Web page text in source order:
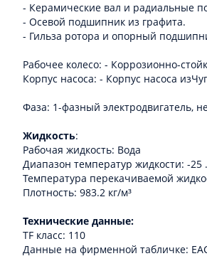
- Керамические вал и радиальные
- Осевой подшипник из графита.
- Гильза ротора и опорный
Рабочее колесо: - Коррозионно-
Корпус насоса: - Корпус насоса
Фаза: 1-фазный электродвигатель,
Жидкость:
Рабочая жидкость: Вода
Диапазон температур жидкости: -25
Температура перекачиваемой
Плотность: 983.2 кг/м³
Технические данные:
TF класс: 110
Данные на фирменной табличке: